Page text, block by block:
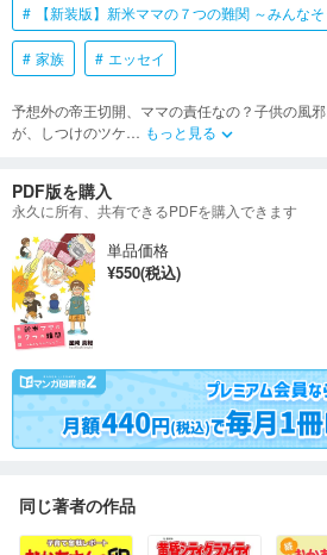
【新装版】新米ママの７つの難関 ～みんな
家族 エッセイ
予想外の帝王切開、ママの責任なの？子供の風
が、しつけのツケ… もっと見る keyboard_arrow_down
PDF版を購入
永久に所有、共有できるPDFを購入できます
単品価格
¥550(税込)
同じ著者の作品